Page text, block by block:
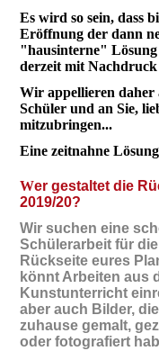
Es wird so sein, dass
Eröffnung der dann
"hausinterne" Lösung
derzeit mit
Wir appellieren daher
Schüler und an Sie,
mitzubringen...
Eine zeitnahne
Wer gestaltet die
2019/20?
Wir suchen eine
Schülerarbeit für die
Rückseite eures
könnt Arbeiten aus
Kunstunterricht
aber auch Bilder,
zuhause gemalt,
oder fotografiert